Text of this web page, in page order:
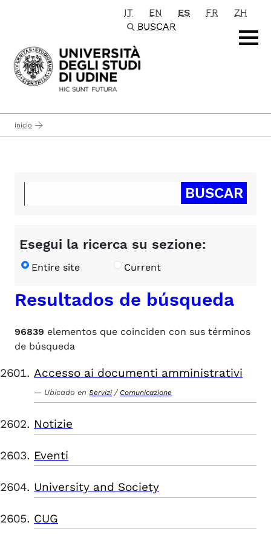
Passa al contenuto principale
IT EN ES FR
ZH
BUSCAR
inicio
Esegui la ricerca su sezione:
Entire site Current
Resultados de búsqueda
96839 elementos que coinciden con sus términos
de búsqueda
Accesso ai documenti amministrativi
Ubicado en Servizi / Comunicazione
Notizie
Eventi
University and Society
CUG